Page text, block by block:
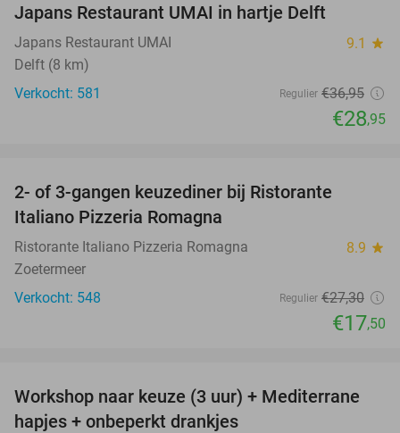
Japans Restaurant UMAI in hartje Delft
Japans Restaurant UMAI 9.1 star
Delft (8 km)
Verkocht: 581
Regulier €36,95
€28,95
2- of 3-gangen keuzediner bij Ristorante
Italiano Pizzeria Romagna
Ristorante Italiano Pizzeria Romagna 8.9 star
Zoetermeer
Verkocht: 548
Regulier €27,30
€17,50
54%
Workshop naar keuze (3 uur) + Mediterrane
hapjes + onbeperkt drankjes